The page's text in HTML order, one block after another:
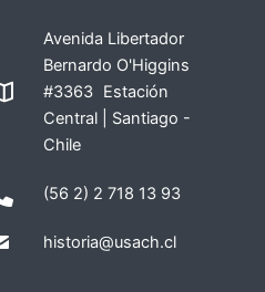
Avenida Libertador
Bernardo O'Higgins
#3363 Estación
Central | Santiago -
Chile
(56 2) 2 718 13 93
historia@usach.cl